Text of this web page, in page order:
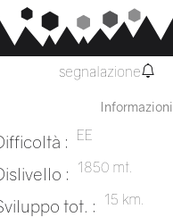
segnalazione
Informazioni
: EE
: 1850 mt.
tot. : 15 km.